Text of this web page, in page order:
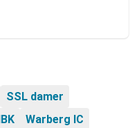
SSL damer
Warberg IC